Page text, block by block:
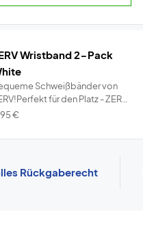
Wristband 2-Pack
Schweißbänder von
für den Platz - ZERV
€
Rückgaberecht